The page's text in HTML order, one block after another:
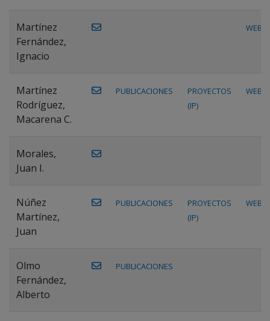
Martínez
Fernández,
Ignacio
WEB
Martínez
Rodríguez,
Macarena C.
PUBLICACIONES
PROYECTOS
(IP)
WEB
Morales,
Juan I.
Núñez
Martínez,
Juan
PUBLICACIONES
PROYECTOS
(IP)
WEB
Olmo
Fernández,
Alberto
PUBLICACIONES